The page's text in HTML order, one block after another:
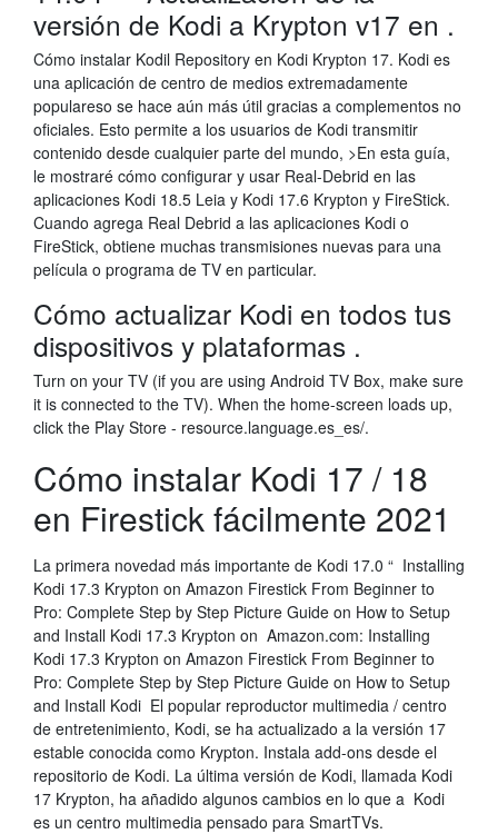
versión de Kodi a Krypton v17 en .
Cómo instalar Kodil Repository en Kodi Krypton 17. Kodi es
una aplicación de centro de medios extremadamente
populareso se hace aún más útil gracias a complementos no
oficiales. Esto permite a los usuarios de Kodi transmitir
contenido desde cualquier parte del mundo, >En esta guía,
le mostraré cómo configurar y usar Real-Debrid en las
aplicaciones Kodi 18.5 Leia y Kodi 17.6 Krypton y FireStick.
Cuando agrega Real Debrid a las aplicaciones Kodi o
FireStick, obtiene muchas transmisiones nuevas para una
película o programa de TV en particular.
Cómo actualizar Kodi en todos tus
dispositivos y plataformas .
Turn on your TV (if you are using Android TV Box, make sure
it is connected to the TV). When the home-screen loads up,
click the Play Store - resource.language.es_es/.
Cómo instalar Kodi 17 / 18
en Firestick fácilmente 2021
La primera novedad más importante de Kodi 17.0 “ Installing
Kodi 17.3 Krypton on Amazon Firestick From Beginner to
Pro: Complete Step by Step Picture Guide on How to Setup
and Install Kodi 17.3 Krypton on Amazon.com: Installing
Kodi 17.3 Krypton on Amazon Firestick From Beginner to
Pro: Complete Step by Step Picture Guide on How to Setup
and Install Kodi El popular reproductor multimedia / centro
de entretenimiento, Kodi, se ha actualizado a la versión 17
estable conocida como Krypton. Instala add-ons desde el
repositorio de Kodi. La última versión de Kodi, llamada Kodi
17 Krypton, ha añadido algunos cambios en lo que a Kodi
es un centro multimedia pensado para SmartTVs.